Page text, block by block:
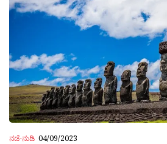
ನಡೆ-ನುಡಿ 04/09/2023